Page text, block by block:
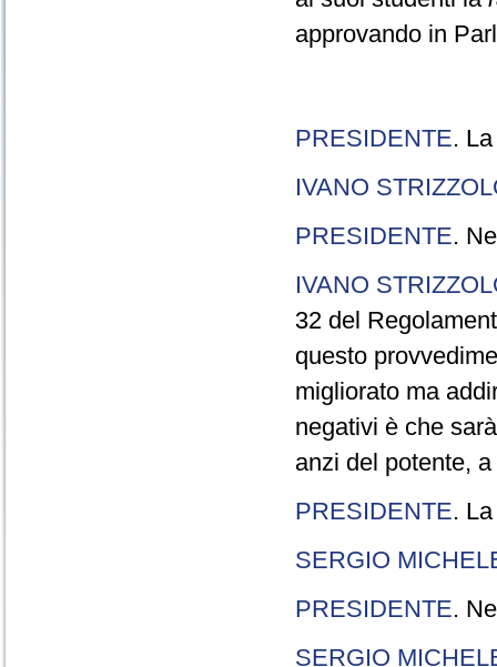
approvando in
PRESIDENTE.
IVANO
PRESIDENTE.
IVANO
32 del
questo
migliorato ma
negativi è che
anzi del potente,
PRESIDENTE.
SERGIO
PRESIDENTE.
SERGIO